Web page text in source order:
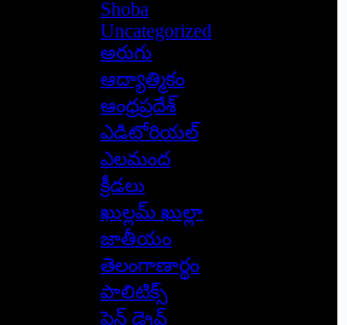
Shoba
Uncategorized
అరుగు
ఆద్యాత్మికం
ఆంధ్రప్రదేశ్
ఎడిటోరియల్
ఎలమంద
క్రీడలు
ఖుల్లమ్ ఖుల్లా
జాతీయం
తెలంగాణార్థం
పాలిటిక్స్
పెన్ డ్రైవ్